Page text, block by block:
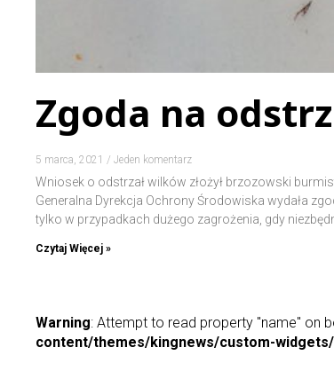
Zgoda na
5 marca, 2021 Jeden komentarz
Wniosek o odstrzał wilków złożył brzozowski
Generalna Dyrekcja Ochrony Środowiska wydała
tylko w przypadkach dużego zagrożenia, gdy
Czytaj Więcej »
Warning: Attempt to read property "name" on
content/themes/kingnews/custom-